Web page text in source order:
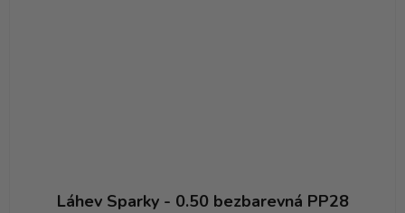
Láhev Sparky - 0.50 bezbarevná PP28